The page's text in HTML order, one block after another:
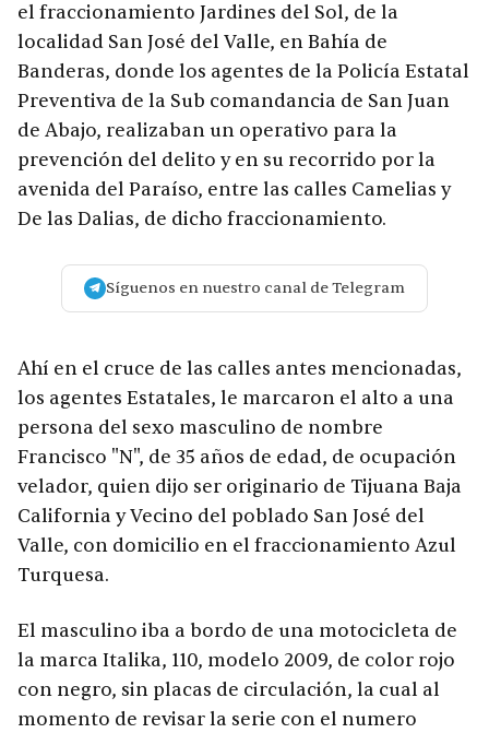
el fraccionamiento Jardines del Sol, de la
localidad San José del Valle, en Bahía de
Banderas, donde los agentes de la Policía Estatal
Preventiva de la Sub comandancia de San Juan
de Abajo, realizaban un operativo para la
prevención del delito y en su recorrido por la
avenida del Paraíso, entre las calles Camelias y
De las Dalias, de dicho fraccionamiento.
Síguenos en nuestro canal de Telegram
Ahí en el cruce de las calles antes mencionadas,
los agentes Estatales, le marcaron el alto a una
persona del sexo masculino de nombre
Francisco "N", de 35 años de edad, de ocupación
velador, quien dijo ser originario de Tijuana Baja
California y Vecino del poblado San José del
Valle, con domicilio en el fraccionamiento Azul
Turquesa.
El masculino iba a bordo de una motocicleta de
la marca Italika, 110, modelo 2009, de color rojo
con negro, sin placas de circulación, la cual al
momento de revisar la serie con el numero